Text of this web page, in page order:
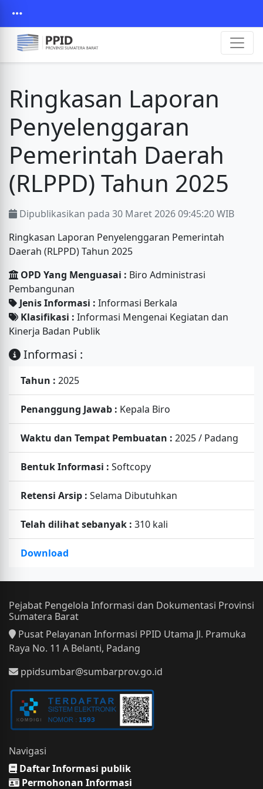
Ringkasan Laporan
Penyelenggaran
Pemerintah Daerah
(RLPPD) Tahun 2025
Dipublikasikan pada 30 Maret 2026 09:45:20 WIB
Ringkasan Laporan Penyelenggaran Pemerintah
Daerah (RLPPD) Tahun 2025
OPD Yang Menguasai : Biro Administrasi
Pembangunan
Jenis Informasi : Informasi Berkala
Klasifikasi : Informasi Mengenai Kegiatan dan
Kinerja Badan Publik
Informasi :
Tahun : 2025
Penanggung Jawab : Kepala Biro
Waktu dan Tempat Pembuatan : 2025 / Padang
Bentuk Informasi : Softcopy
Retensi Arsip : Selama Dibutuhkan
Telah dilihat sebanyak : 310 kali
Download
Pejabat Pengelola Informasi dan Dokumentasi Provinsi
Sumatera Barat
Pusat Pelayanan Informasi PPID Utama Jl. Pramuka
Raya No. 11 A Belanti, Padang
ppidsumbar@sumbarprov.go.id
Navigasi
Daftar Informasi publik
Permohonan Informasi